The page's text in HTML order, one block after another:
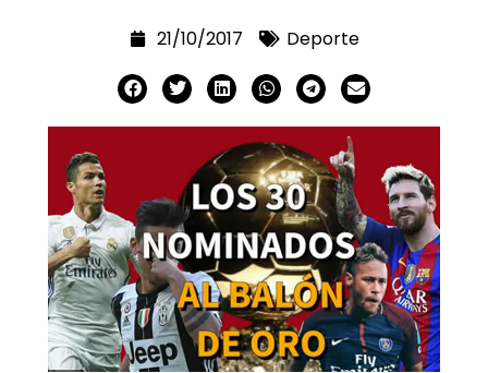
21/10/2017 Deporte